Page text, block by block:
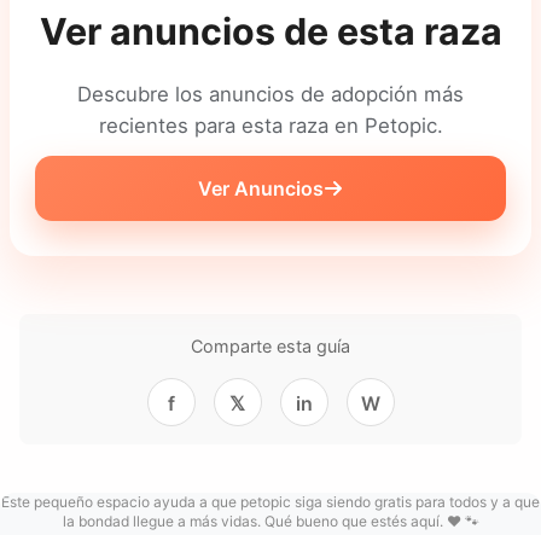
Ver anuncios de esta raza
Descubre los anuncios de adopción más
recientes para esta raza en Petopic.
Ver Anuncios
Comparte esta guía
f 𝕏 in W
Este pequeño espacio ayuda a que petopic siga siendo gratis para todos y a que
la bondad llegue a más vidas. Qué bueno que estés aquí. ❤️ 🐾